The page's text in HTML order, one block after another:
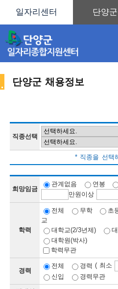
단양군 채용정보
직종선택
* 직종을 선택
희망임금
관계없음 연봉
만원이상
학력
전체 무학 초
교
대학교(2/3년제)
대학원(박사)
학력무관
경력
전체 경력 ( 최소
신입
경력무관
채
용